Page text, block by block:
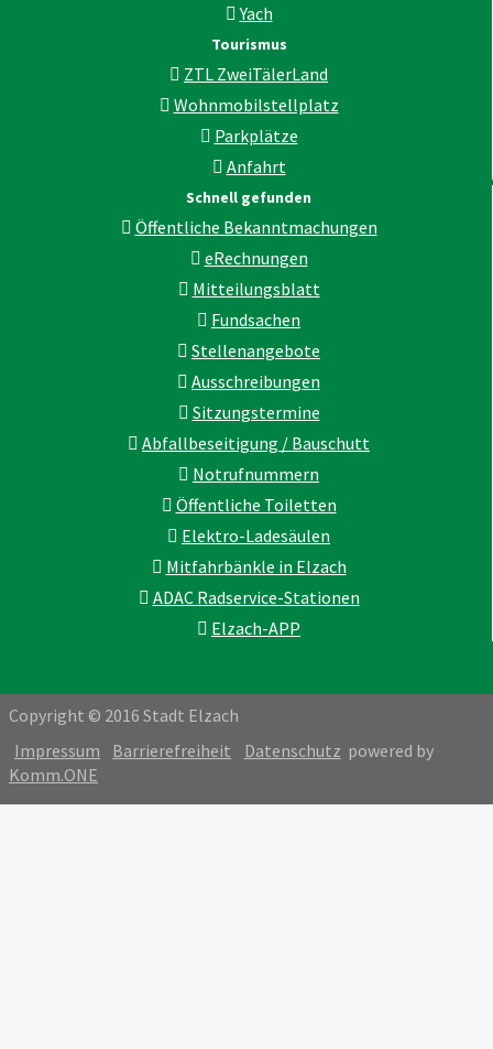
Yach
Tourismus
ZTL ZweiTälerLand
Wohnmobilstellplatz
Parkplätze
Anfahrt
Schnell gefunden
Öffentliche Bekanntmachungen
eRechnungen
Mitteilungsblatt
Fundsachen
Stellenangebote
Ausschreibungen
Sitzungstermine
Abfallbeseitigung / Bauschutt
Notrufnummern
Öffentliche Toiletten
Elektro-Ladesäulen
Mitfahrbänkle in Elzach
ADAC Radservice-Stationen
Elzach-APP
Copyright © 2016 Stadt Elzach
Impressum
Barrierefreiheit Datenschutz powered by
Komm.ONE